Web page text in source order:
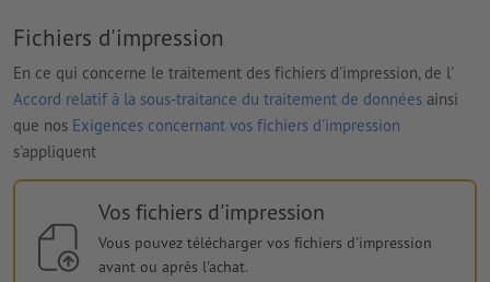
Fichiers d'impression
En ce qui concerne le traitement des fichiers d'impression, de l'
Accord relatif à la sous-traitance du traitement de données ainsi
que nos Exigences concernant vos fichiers d'impression
s'appliquent
Vos fichiers d'impression
Vous pouvez télécharger vos fichiers d'impression
avant ou après l'achat.